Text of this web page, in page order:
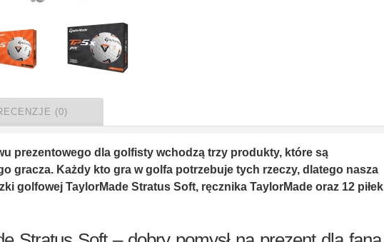
(0)
prezentowego dla golfisty wchodzą trzy produkty, które są
gracza. Każdy kto gra w golfa potrzebuje tych rzeczy, dlatego nasza
golfowej TaylorMade Stratus Soft, ręcznika TaylorMade oraz 12 piłek